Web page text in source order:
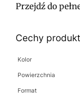
Przejdź do
Cechy
Kolor
Powierzchnia
Format